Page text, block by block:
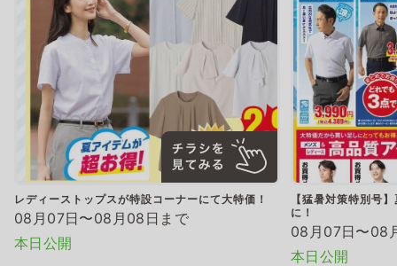
レディーストップスが特設コーナーにて大特価！
08月07日〜08月08日まで
本日公開
【猛暑対策特別号
に！
08月07日〜08
本日公開